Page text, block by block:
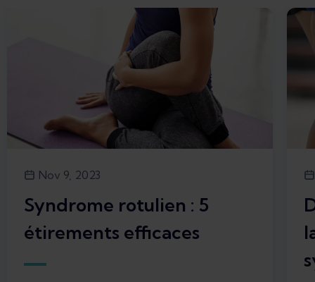
Nov 9, 2023
Syndrome rotulien : 5
étirements efficaces